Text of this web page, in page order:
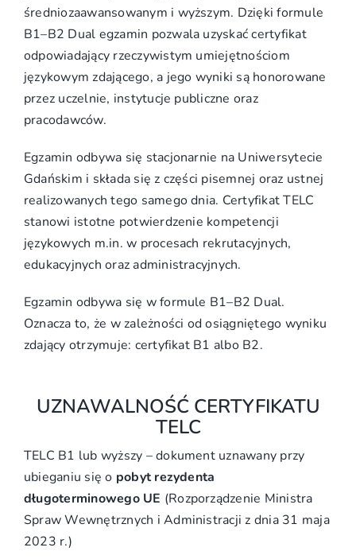
średniozaawansowanym i wyższym. Dzięki formule
B1–B2 Dual egzamin pozwala uzyskać certyfikat
odpowiadający rzeczywistym umiejętnościom
językowym zdającego, a jego wyniki są honorowane
przez uczelnie, instytucje publiczne oraz
pracodawców.
Egzamin odbywa się stacjonarnie na Uniwersytecie
Gdańskim i składa się z części pisemnej oraz ustnej
realizowanych tego samego dnia. Certyfikat TELC
stanowi istotne potwierdzenie kompetencji
językowych m.in. w procesach rekrutacyjnych,
edukacyjnych oraz administracyjnych.
Egzamin odbywa się w formule B1–B2 Dual.
Oznacza to, że w zależności od osiągniętego wyniku
zdający otrzymuje: certyfikat B1 albo B2.
UZNAWALNOŚĆ CERTYFIKATU
TELC
TELC B1 lub wyższy – dokument uznawany przy
ubieganiu się o pobyt rezydenta
długoterminowego UE (Rozporządzenie Ministra
Spraw Wewnętrznych i Administracji z dnia 31 maja
2023 r.)